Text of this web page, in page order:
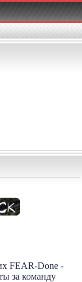
FEAR-Done -
за команду